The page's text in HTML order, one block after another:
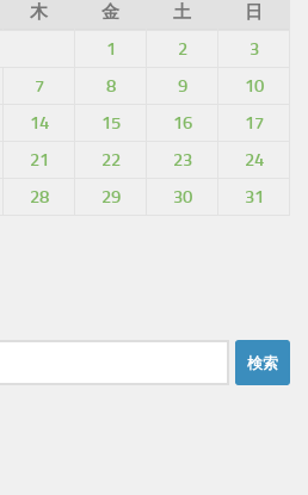
木 金 土
日
1
2
3
7 8 9
10
14 15 16
17
21 22 23
24
28 29 30
31